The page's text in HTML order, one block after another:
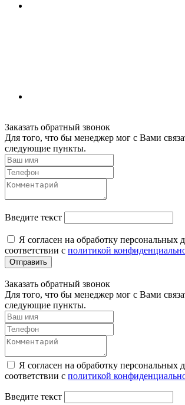
Заказать обратный звонок
Для того, что бы менеджер мог с Вами
следующие пункты.
Введите текст
Я согласен на обработку персональных
соответствии с политикой
Отправить
Заказать обратный звонок
Для того, что бы менеджер мог с Вами
следующие пункты.
Я согласен на обработку персональных
соответствии с политикой
Введите текст